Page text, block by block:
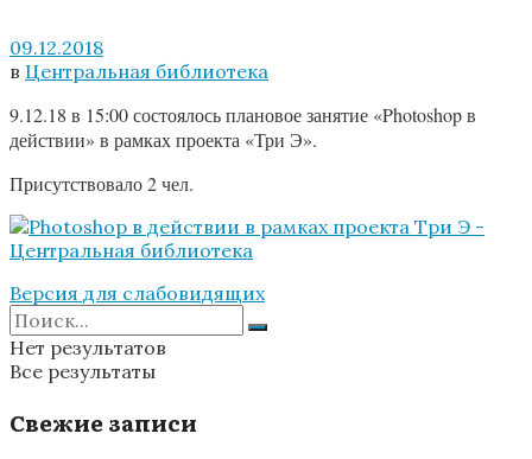
09.12.2018
в Центральная библиотека
9.12.18 в 15:00 состоялось плановое занятие «Photoshop в
действии» в рамках проекта «Три Э».
Присутствовало 2 чел.
Версия для слабовидящих
Нет результатов
Все результаты
Свежие записи